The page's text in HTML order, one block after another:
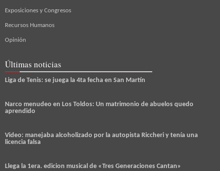
Exposiciones y Congresos
Recursos Humanos
Opinión
Últimas noticias
Liga de Tenis: se juega la 4ta fecha en San Martín
Narco menudeo en Los Toldos: Un matrimonio de abuelos quedo
aprendido
Video: manejaba alcoholizado por la autopista Riccheri y tenía una
licencia falsa
Llega la 1era. edicion musical de «Tres Generaciones Cantan»